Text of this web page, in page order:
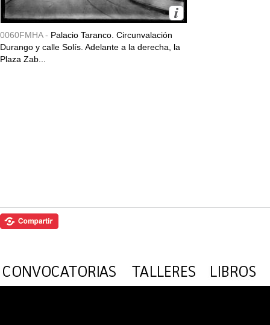
0060FMHA - Palacio Taranco. Circunvalación
Durango y calle Solís. Adelante a la derecha, la
Plaza Zab...